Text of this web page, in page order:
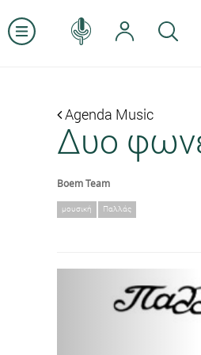
Agenda Music
Δυo
Boem Team
μουσική Παλλάς